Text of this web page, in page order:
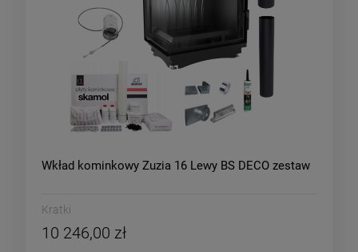
Wkład kominkowy Zuzia 16 Lewy BS DECO zestaw
Kratki
10 246,00 zł